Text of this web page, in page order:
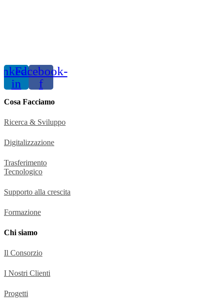
in
Facebook-
f
Cosa Facciamo
Ricerca & Sviluppo
Digitalizzazione
Trasferimento
Tecnologico
Supporto alla crescita
Formazione
Chi siamo
Il Consorzio
I Nostri Clienti
Progetti